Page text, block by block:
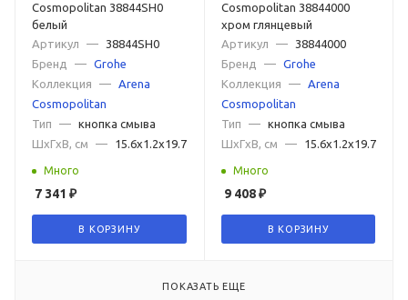
Cosmopolitan 38844SH0
белый
Артикул
—
38844SH0
Бренд
— Grohe
Коллекция
— Arena
Cosmopolitan
Тип
— кнопка смыва
ШxГxВ, см
— 15.6x1.2x19.7
Много
7 341 ₽
В КОРЗИНУ
Cosmopolitan 38844000
хром глянцевый
Артикул
—
38844000
Бренд
—
Grohe
Коллекция
—
Arena
Cosmopolitan
Тип
—
кнопка смыва
ШxГxВ, см
— 15.6x1.2x19.7
Много
9 408₽
В КОРЗИНУ
ПОКАЗАТЬ ЕЩЕ